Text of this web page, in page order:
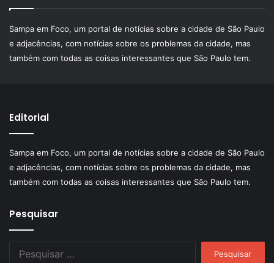
Sampa em Foco, um portal de notícias sobre a cidade de São Paulo
e adjacências, com notícias sobre os problemas da cidade, mas
também com todas as coisas interessantes que São Paulo tem.
Editorial
Sampa em Foco, um portal de notícias sobre a cidade de São Paulo
e adjacências, com notícias sobre os problemas da cidade, mas
também com todas as coisas interessantes que São Paulo tem.
Pesquisar